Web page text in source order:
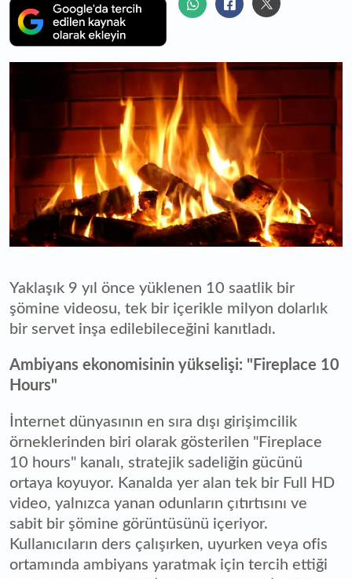
Yaklaşık 9 yıl önce yüklenen 10 saatlik bir
şömine videosu, tek bir içerikle milyon dolarlık
bir servet inşa edilebileceğini kanıtladı.
Ambiyans ekonomisinin yükselişi: "Fireplace 10
Hours"
İnternet dünyasının en sıra dışı girişimcilik
örneklerinden biri olarak gösterilen "Fireplace
10 hours" kanalı, stratejik sadeliğin gücünü
ortaya koyuyor. Kanalda yer alan tek bir Full HD
video, yalnızca yanan odunların çıtırtısını ve
sabit bir şömine görüntüsünü içeriyor.
Kullanıcıların ders çalışırken, uyurken veya ofis
ortamında ambiyans yaratmak için tercih ettiği